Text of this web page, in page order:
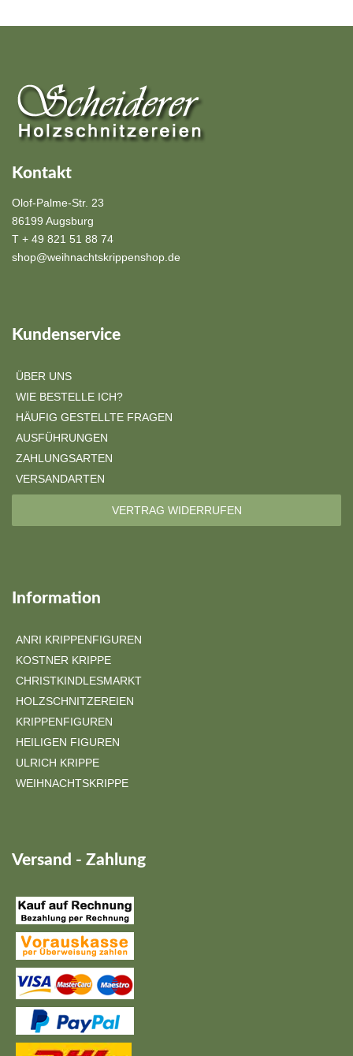
Kontakt
Olof-Palme-Str. 23
86199 Augsburg
T + 49 821 51 88 74
shop@weihnachtskrippenshop.de
Kundenservice
ÜBER UNS
WIE BESTELLE ICH?
HÄUFIG GESTELLTE FRAGEN
AUSFÜHRUNGEN
ZAHLUNGSARTEN
VERSANDARTEN
VERTRAG WIDERRUFEN
Information
ANRI KRIPPENFIGUREN
KOSTNER KRIPPE
CHRISTKINDLESMARKT
HOLZSCHNITZEREIEN
KRIPPENFIGUREN
HEILIGEN FIGUREN
ULRICH KRIPPE
WEIHNACHTSKRIPPE
Versand - Zahlung